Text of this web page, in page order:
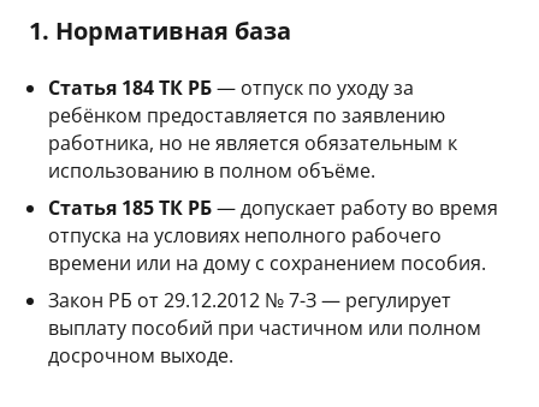
1. Нормативная база
Статья 184 ТК РБ— отпуск по уходу за
ребёнком предоставляется по заявлению
работника, но не является обязательным к
использованию в полном объёме.
Статья 185 ТК РБ— допускает работу во время
отпуска на условиях неполного рабочего
времени или на дому с сохранением пособия.
Закон РБ от 29.12.2012 № 7-З — регулирует
выплату пособий при частичном или полном
досрочном выходе.